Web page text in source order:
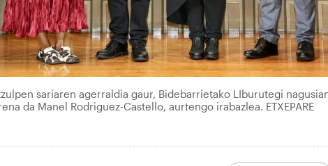
sariaren agerraldia gaur, Bidebarrietako LIburutegi
da Manel Rodriguez-Castello, aurtengo irabazlea. ETXEPARE